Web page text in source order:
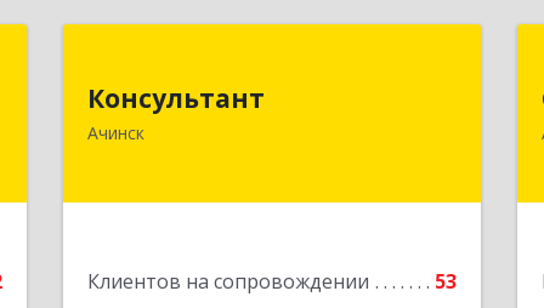
Консультант
Ачинск
Клиентов на сопровождении 53
662159, Красноярский край, Ачинск г,
Юго-Восточный район, дом № 21А
Подробнее